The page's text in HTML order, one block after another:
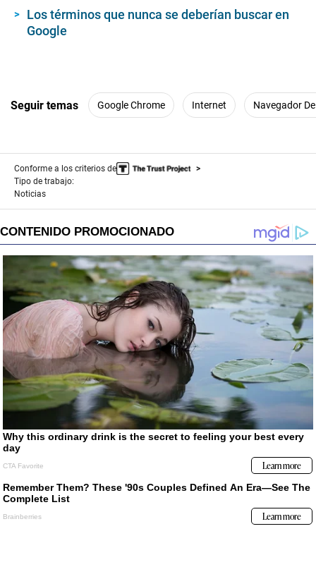
Los términos que nunca se deberían buscar en
Google
Seguir temas Google Chrome Internet Navegador
Conforme a los criterios de
Tipo de trabajo:
Noticias